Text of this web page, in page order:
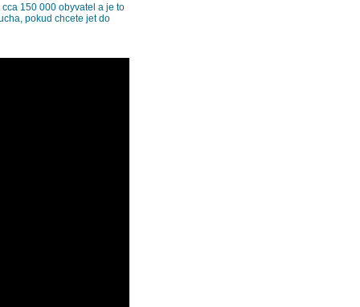
150 000 obyvatel a je to
pokud chcete jet do